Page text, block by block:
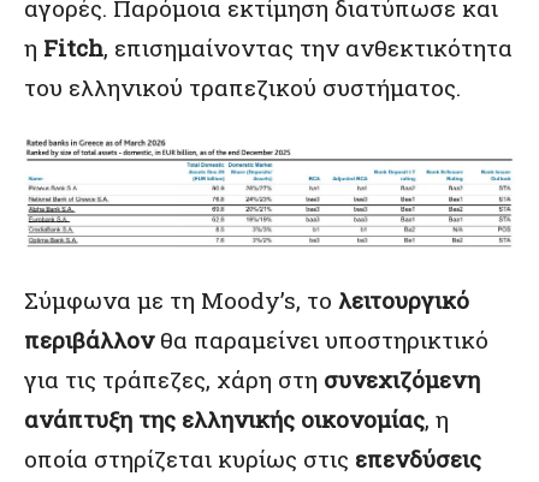
αγορές. Παρόμοια εκτίμηση διατύπωσε και
η Fitch, επισημαίνοντας την ανθεκτικότητα
του ελληνικού τραπεζικού συστήματος.
Σύμφωνα με τη Moody’s, το λειτουργικό
περιβάλλονθα παραμείνει υποστηρικτικό
για τις τράπεζες, χάρη στη συνεχιζόμενη
ανάπτυξη της ελληνικής οικονομίας, η
οποία στηρίζεται κυρίως στις επενδύσεις